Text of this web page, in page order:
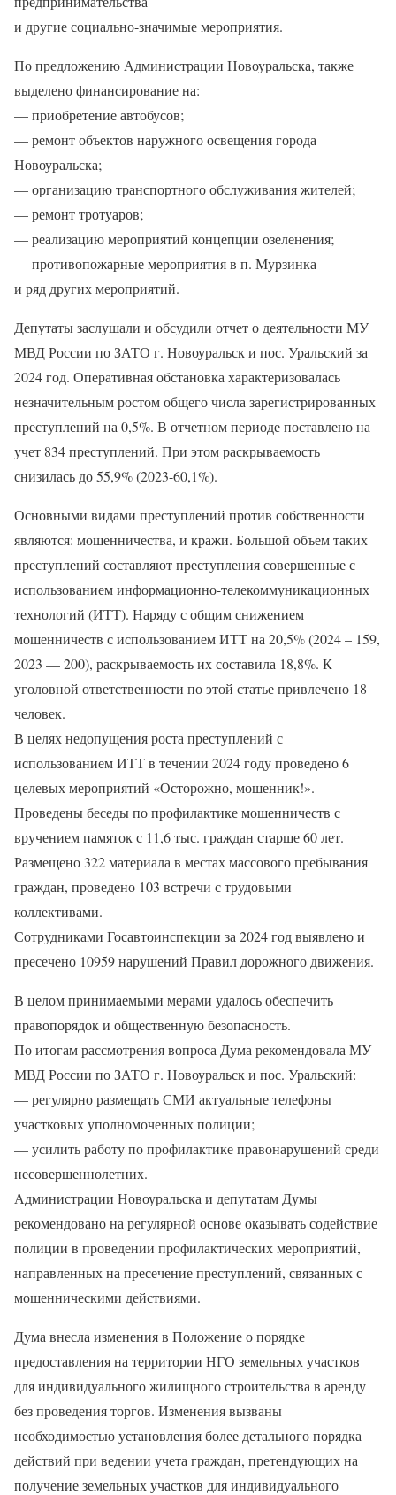
и другие социально-значимые мероприятия.
По предложению Администрации Новоуральска, также
выделено финансирование на:
— приобретение автобусов;
— ремонт объектов наружного освещения города
Новоуральска;
— организацию транспортного обслуживания жителей;
— ремонт тротуаров;
— реализацию мероприятий концепции озеленения;
— противопожарные мероприятия в п. Мурзинка
и ряд других мероприятий.
Депутаты заслушали и обсудили отчет о деятельности МУ
МВД России по ЗАТО г. Новоуральск и пос. Уральский за
2024 год. Оперативная обстановка характеризовалась
незначительным ростом общего числа зарегистрированных
преступлений на 0,5%. В отчетном периоде поставлено на
учет 834 преступлений. При этом раскрываемость
снизилась до 55,9% (2023-60,1%).
Основными видами преступлений против собственности
являются: мошенничества, и кражи. Большой объем таких
преступлений составляют преступления совершенные с
использованием информационно-телекоммуникационных
технологий (ИТТ). Наряду с общим снижением
мошенничеств с использованием ИТТ на 20,5% (2024 – 159,
2023 — 200), раскрываемость их составила 18,8%. К
уголовной ответственности по этой статье привлечено 18
человек.
В целях недопущения роста преступлений с
использованием ИТТ в течении 2024 году проведено 6
целевых мероприятий «Осторожно, мошенник!».
Проведены беседы по профилактике мошенничеств с
вручением памяток с 11,6 тыс. граждан старше 60 лет.
Размещено 322 материала в местах массового пребывания
граждан, проведено 103 встречи с трудовыми
коллективами.
Сотрудниками Госавтоинспекции за 2024 год выявлено и
пресечено 10959 нарушений Правил дорожного движения.
В целом принимаемыми мерами удалось обеспечить
правопорядок и общественную безопасность.
По итогам рассмотрения вопроса Дума рекомендовала МУ
МВД России по ЗАТО г. Новоуральск и пос. Уральский:
— регулярно размещать СМИ актуальные телефоны
участковых уполномоченных полиции;
— усилить работу по профилактике правонарушений среди
несовершеннолетних.
Администрации Новоуральска и депутатам Думы
рекомендовано на регулярной основе оказывать содействие
полиции в проведении профилактических мероприятий,
направленных на пресечение преступлений, связанных с
мошенническими действиями.
Дума внесла изменения в Положение о порядке
предоставления на территории НГО земельных участков
для индивидуального жилищного строительства в аренду
без проведения торгов. Изменения вызваны
необходимостью установления более детального порядка
действий при ведении учета граждан, претендующих на
получение земельных участков для индивидуального